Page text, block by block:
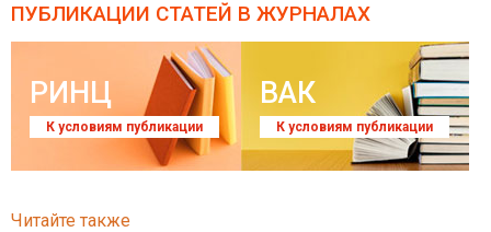
ПУБЛИКАЦИИ СТАТЕЙ В ЖУРНАЛАХ
РИНЦ
К условиям публикации
ВАК
К условиям публикации
Читайте также